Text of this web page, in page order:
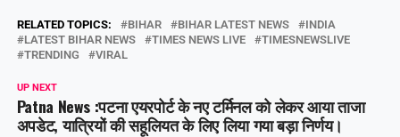
RELATED TOPICS: BIHAR BIHAR LATEST NEWS
INDIA
LATEST BIHAR NEWS
TIMES NEWS LIVE
TIMESNEWSLIVE
TRENDING
VIRAL
UP NEXT
Patna News :पटना एयरपोर्ट के नए टर्मिनल को लेकर आया ताजा
अपडेट, यात्रियों की सहूलियत के लिए लिया गया बड़ा निर्णय।